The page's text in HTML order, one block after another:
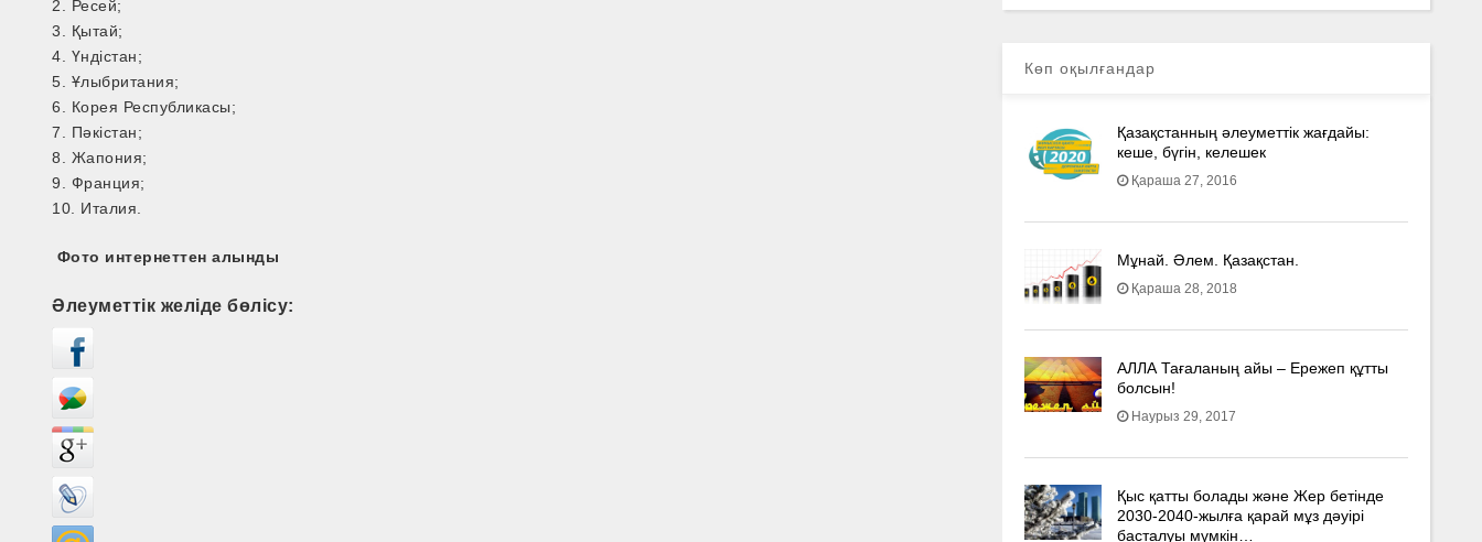
2. Ресей;
3. Қытай;
4. Үндістан;
5. Ұлыбритания;
6. Корея Республикасы;
7. Пәкістан;
8. Жапония;
9. Франция;
10. Италия.
Фото интернеттен алынды
Әлеуметтік желіде бөлісу:
Көп оқылғандар
Қазақстанның әлеуметтік жағдайы:
кеше, бүгін, келешек
Қараша 27, 2016
Мұнай. Әлем. Қазақстан.
Қараша 28, 2018
АЛЛА Тағаланың айы – Ережеп құтты
болсын!
Наурыз 29, 2017
Қыс қатты болады және Жер бетінде
2030-2040­-жылға қарай мұз дәуірі
басталуы мүмкін…